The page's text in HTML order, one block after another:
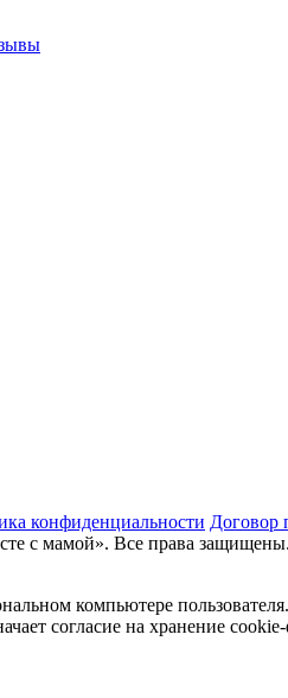
конфиденциальности Договор
с мамой». Все права
компьютере
согласие на хранение